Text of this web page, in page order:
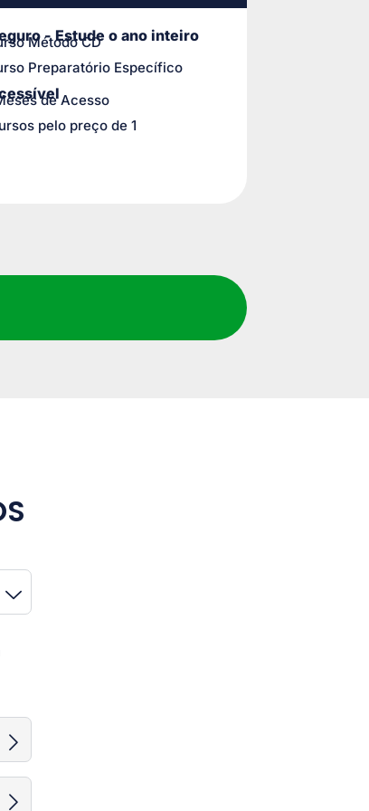
- Estude o ano inteiro
Método CD
Preparatório Específico
de Acesso
pelo preço de 1